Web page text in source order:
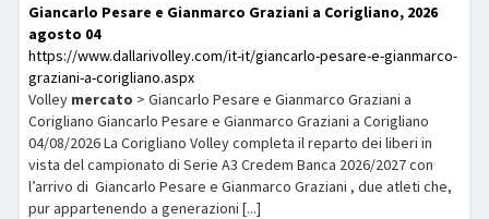
Giancarlo Pesare e Gianmarco Graziani a Corigliano, 2026
agosto 04
https://www.dallarivolley.com/it-it/giancarlo-pesare-e-gianmarco-
graziani-a-corigliano.aspx
Volley mercato > Giancarlo Pesare e Gianmarco Graziani a
Corigliano Giancarlo Pesare e Gianmarco Graziani a Corigliano
04/08/2026 La Corigliano Volley completa il reparto dei liberi in
vista del campionato di Serie A3 Credem Banca 2026/2027 con
l’arrivo di Giancarlo Pesare e Gianmarco Graziani , due atleti che,
pur appartenendo a generazioni [...]